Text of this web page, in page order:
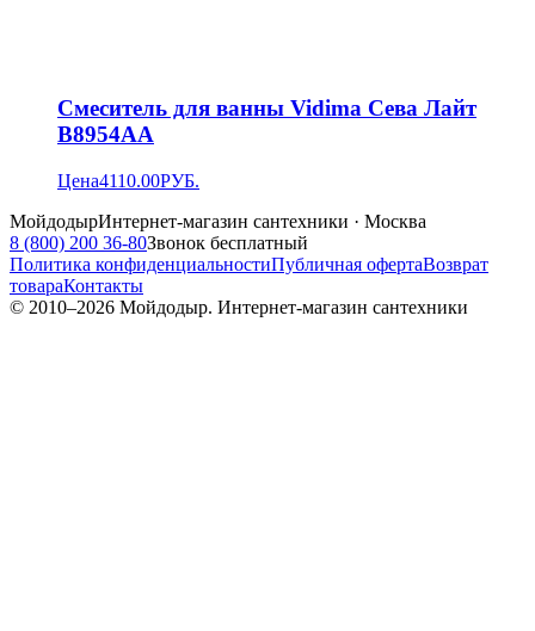
Смеситель для ванны Vidima Сева Лайт
B8954AA
Цена4110.00РУБ.
МойдодырИнтернет-магазин сантехники · Москва
8 (800) 200 36-80Звонок бесплатный
Политика конфиденциальностиПубличная офертаВозврат
товараКонтакты
© 2010–2026 Мойдодыр. Интернет-магазин сантехники